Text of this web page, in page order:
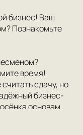
бизнес! Ваш
Познакомьте
время!
сдачу, но
бизнес-
основам
настоящей